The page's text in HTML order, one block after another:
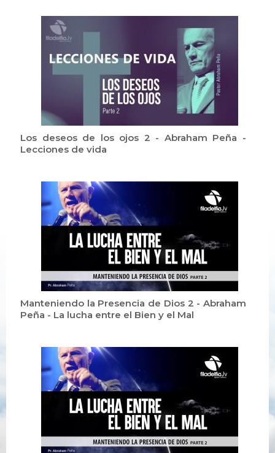
Los deseos de los ojos 2 - Abraham Peña -
Lecciones de vida
Manteniendo la Presencia de Dios 2 - Abraham
Peña - La lucha entre el Bien y el Mal